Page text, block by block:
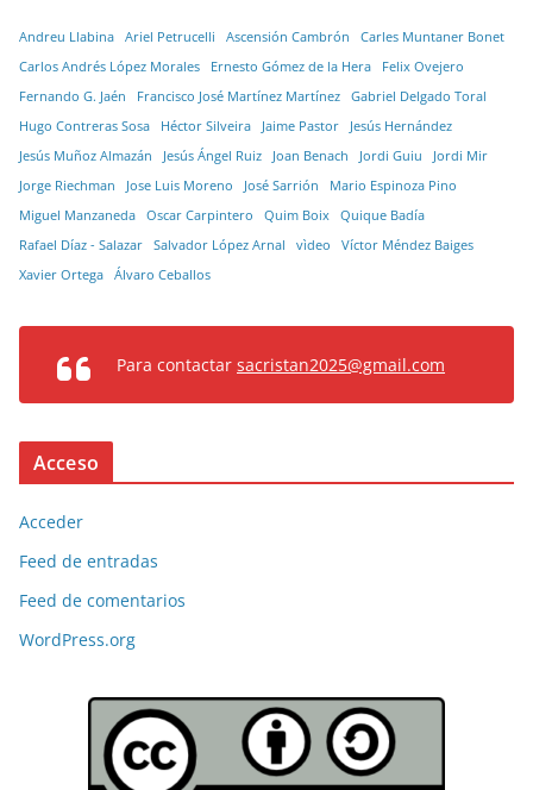
Andreu Llabina Ariel Petrucelli Ascensión Cambrón
Carles Muntaner Bonet
Carlos Andrés López Morales
Ernesto Gómez de la Hera
Felix Ovejero
Fernando G. Jaén
Francisco José Martínez Martínez
Gabriel Delgado Toral
Hugo Contreras Sosa
Héctor Silveira Jaime Pastor
Jesús Hernández
Jesús Muñoz Almazán
Jesús Ángel Ruiz Joan Benach Jordi Guiu
Jordi Mir
Jorge Riechman
Jose Luis Moreno José Sarrión
Mario Espinoza Pino
Miguel Manzaneda
Oscar Carpintero Quim Boix
Quique Badía
Rafael Díaz - Salazar
Salvador López Arnal vìdeo
Víctor Méndez Baiges
Xavier Ortega
Álvaro Ceballos
Para contactar sacristan2025@gmail.com
Acceso
Acceder
Feed de entradas
Feed de comentarios
WordPress.org